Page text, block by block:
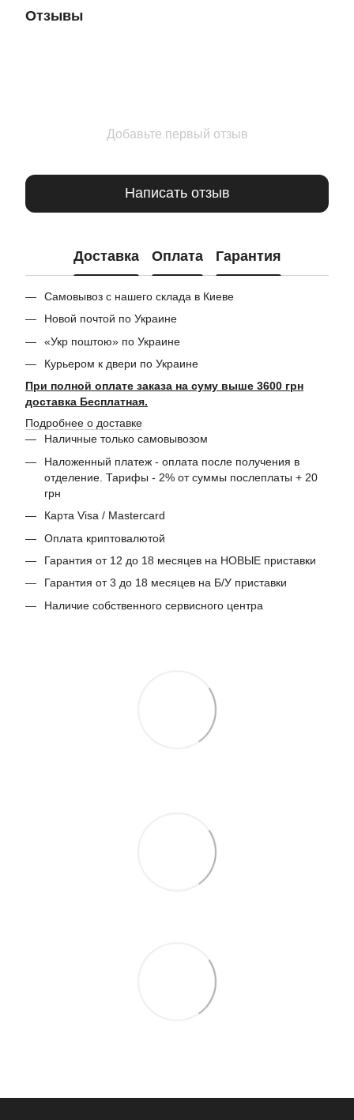
Отзывы
Добавьте первый отзыв
Написать отзыв
Доставка Оплата Гарантия
Самовывоз с нашего склада в Киеве
Новой почтой по Украине
«Укр поштою» по Украине
Курьером к двери по Украине
При полной оплате заказа на суму выше 3600 грн
доставка Бесплатная.
Подробнее о доставке
Наличные только самовывозом
Наложенный платеж - оплата после получения в
отделение. Тарифы - 2% от суммы послеплаты + 20
грн
Карта Visa / Mastercard
Оплата криптовалютой
Гарантия от 12 до 18 месяцев на НОВЫЕ приставки
Гарантия от 3 до 18 месяцев на Б/У приставки
Наличие собственного сервисного центра